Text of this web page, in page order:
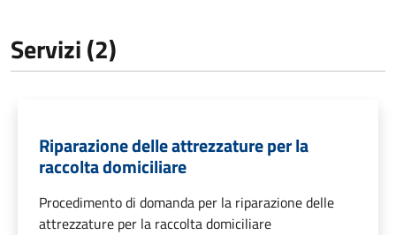
Servizi (2)
Riparazione delle attrezzature per la
raccolta domiciliare
Procedimento di domanda per la riparazione delle
attrezzature per la raccolta domiciliare